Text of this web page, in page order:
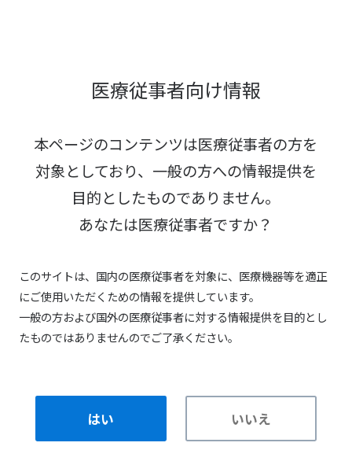
医療従事者向け情報
本ページのコンテンツは医療従事者の方を
対象としており、 一般の方への情報提供を
目的としたものでありません。
あなたは医療従事者ですか？
このサイトは、国内の医療従事者を対象に、医療機器等を適正
にご使用いただくための情報を提供しています。
一般の方および国外の医療従事者に対する情報提供を目的とし
たものではありませんのでご了承ください。
はい いいえ